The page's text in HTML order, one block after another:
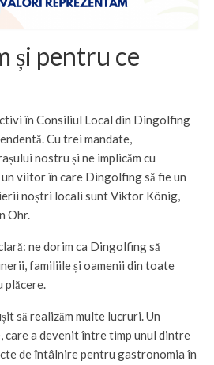
și pentru ce
în Consiliul Local din Dingolfing
Cu trei mandate,
nostru și ne implicăm cu
viitor în care Dingolfing să fie un
noștri locali sunt Viktor König,
Ohr.
ne dorim ca Dingolfing să
familiile și oamenii din toate
plăcere.
să realizăm multe lucruri. Un
care a devenit între timp unul dintre
de întâlnire pentru gastronomia în